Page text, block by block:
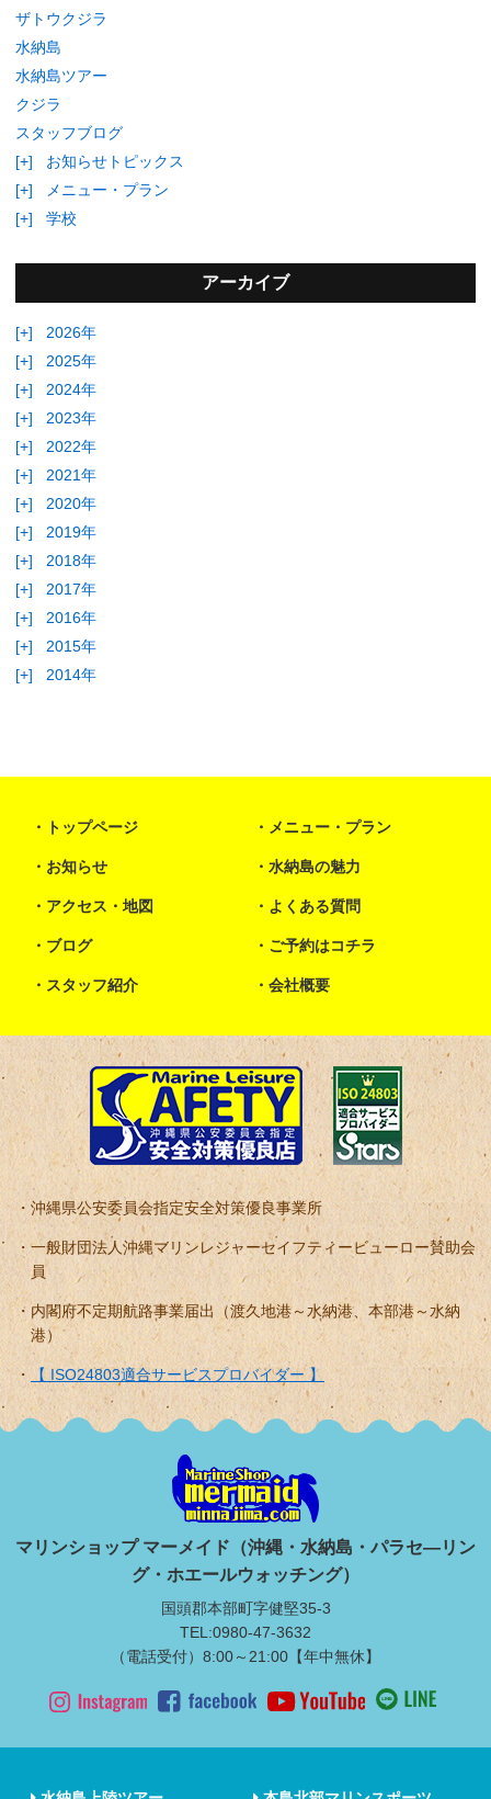
ザトウクジラ
水納島
水納島ツアー
クジラ
スタッフブログ
[+]
お知らせトピックス
[+]
メニュー・プラン
[+]
学校
アーカイブ
[+]
2026年
[+]
2025年
[+]
2024年
[+]
2023年
[+]
2022年
[+]
2021年
[+]
2020年
[+]
2019年
[+]
2018年
[+]
2017年
[+]
2016年
[+]
2015年
[+]
2014年
トップページ メニュー・プラン
お知らせ 水納島の魅力
アクセス・地図 よくある質問
ブログ ご予約はコチラ
スタッフ紹介 会社概要
沖縄県公安委員会指定安全対策優良事業所
一般財団法人沖縄マリンレジャーセイフティービューロー賛助会
員
内閣府不定期航路事業届出（渡久地港～水納港、本部港～水納
港）
【 ISO24803適合サービスプロバイダー 】
マリンショップ マーメイド（沖縄・水納島・パラセ―リン
グ・ホエールウォッチング）
国頭郡本部町字健堅35-3
TEL:0980-47-3632
（電話受付）8:00～21:00【年中無休】